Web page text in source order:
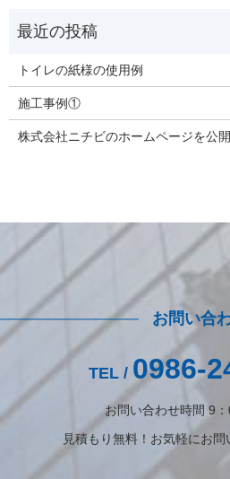
トイレの紙様の使用例
施工事例①
株式会社ニチビのホームページを公開
お問い合
TEL / 0986-
お問い合わせ時間 9
見積もり無料！お気軽にお問